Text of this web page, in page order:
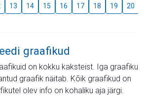
13 14 15 16 17 18 19 20
graafikud
on kokku kaksteist. Iga graafiku
graafik näitab. Kõik graafikud on
olev info on kohaliku aja järgi.